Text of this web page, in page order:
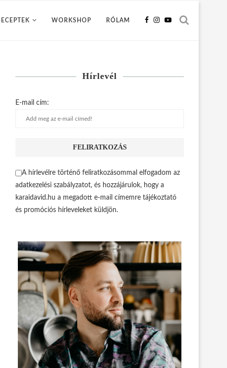
WORKSHOP RÓLAM
Hírlevél
E-mail cím:
A hírlevélre történő feliratkozásommal elfogadom az
adatkezelési szabályzatot, és hozzájárulok, hogy a
karaidavid.hu a megadott e-mail címemre tájékoztató
és promóciós hírleveleket küldjön.